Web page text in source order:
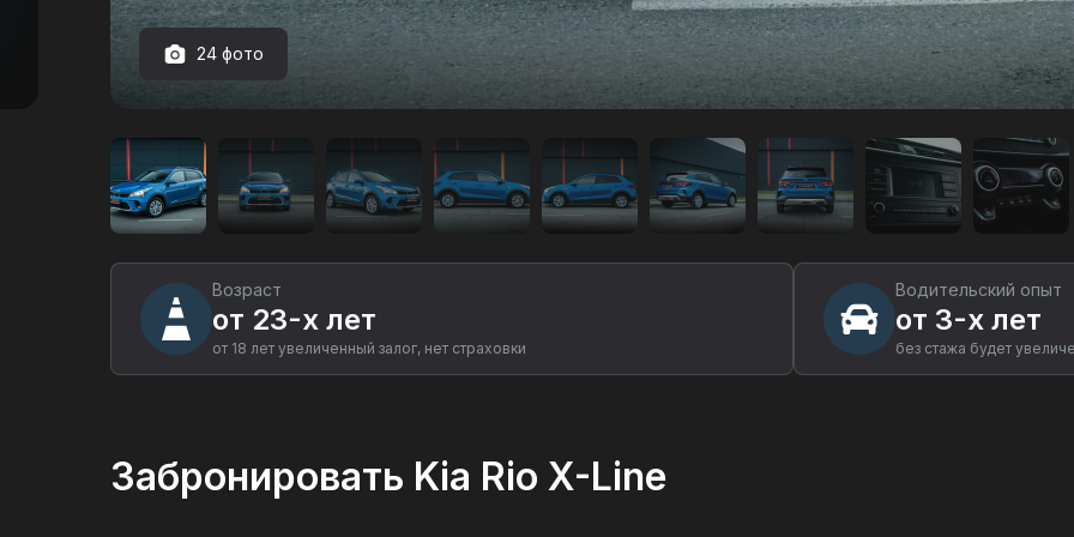
автомобиля
Kia
Rio
X-
Line
в
24 фото
Возраст
от 23-х лет
от 18 лет увеличенный залог, нет страховки
Водительский опыт
от 3-х лет
без стажа будет
Забронировать Kia Rio X-Line